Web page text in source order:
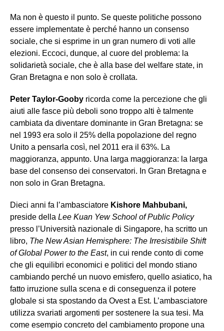
Ma non è questo il punto. Se queste politiche possono
essere implementate è perché hanno un consenso
sociale, che si esprime in un gran numero di voti alle
elezioni. Eccoci, dunque, al cuore del problema: la
solidarietà sociale, che è alla base del welfare state, in
Gran Bretagna e non solo è crollata.
Peter Taylor-Gooby ricorda come la percezione che gli
aiuti alle fasce più deboli sono troppo alti è talmente
cambiata da diventare dominante in Gran Bretagna: se
nel 1993 era solo il 25% della popolazione del regno
Unito a pensarla così, nel 2011 era il 63%. La
maggioranza, appunto. Una larga maggioranza: la larga
base del consenso dei conservatori. In Gran Bretagna e
non solo in Gran Bretagna.
Dieci anni fa l’ambasciatore Kishore Mahbubani,
preside della Lee Kuan Yew School of Public Policy
presso l’Università nazionale di Singapore, ha scritto un
libro, The New Asian Hemisphere: The Irresistibile Shift
of Global Power to the East, in cui rende conto di come
che gli equilibri economici e politici del mondo stiano
cambiando perché un nuovo emisfero, quello asiatico, ha
fatto irruzione sulla scena e di conseguenza il potere
globale si sta spostando da Ovest a Est. L’ambasciatore
utilizza svariati argomenti per sostenere la sua tesi. Ma
come esempio concreto del cambiamento propone una